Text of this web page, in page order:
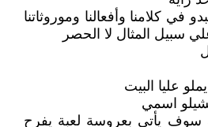
في كلامنا وأفعالنا وموروثاتنا
سبيل المثال لا الحصر
عليا البيت
اسمي
سوف يأتي بعروسة لعبة يفرح